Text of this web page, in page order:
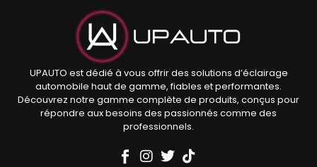
UPAUTO est dédié à vous offrir des solutions d’éclairage
automobile haut de gamme, fiables et performantes.
Découvrez notre gamme complète de produits, conçus pour
répondre aux besoins des passionnés comme des
professionnels.